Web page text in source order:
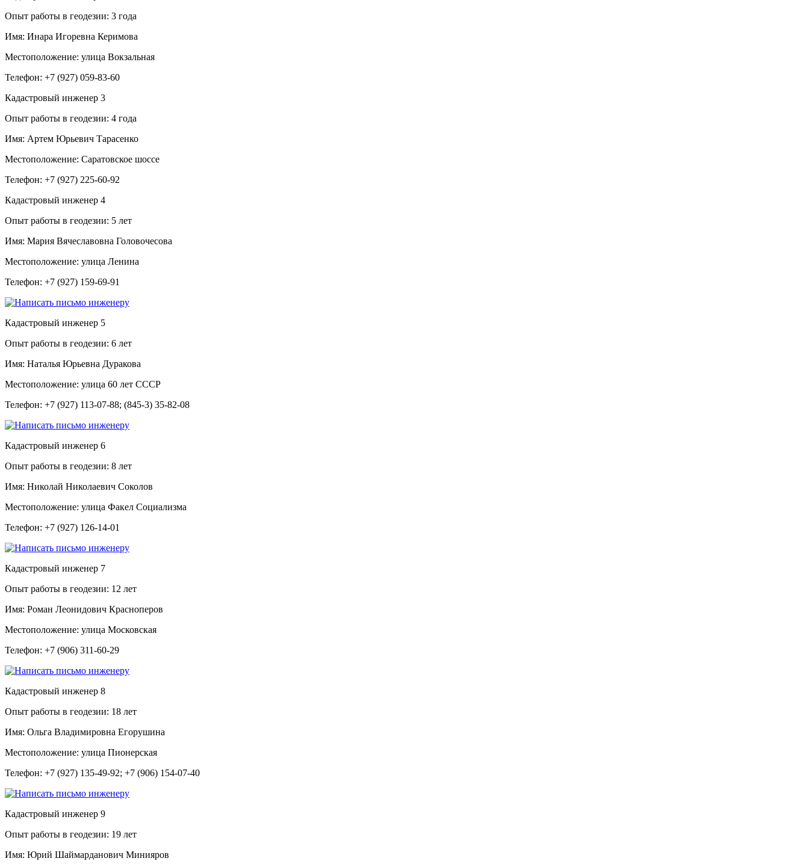
Опыт работы в геодезии: 3 года
Имя: Инара Игоревна Керимова
Местоположение: улица Вокзальная
Телефон: +7 (927) 059-83-60
Кадастровый инженер 3
Опыт работы в геодезии: 4 года
Имя: Артем Юрьевич Тарасенко
Местоположение: Саратовское шоссе
Телефон: +7 (927) 225-60-92
Кадастровый инженер 4
Опыт работы в геодезии: 5 лет
Имя: Мария Вячеславовна Головочесова
Местоположение: улица Ленина
Телефон: +7 (927) 159-69-91
Кадастровый инженер 5
Опыт работы в геодезии: 6 лет
Имя: Наталья Юрьевна Дуракова
Местоположение: улица 60 лет СССР
Телефон: +7 (927) 113-07-88; (845-3) 35-82-08
Кадастровый инженер 6
Опыт работы в геодезии: 8 лет
Имя: Николай Николаевич Соколов
Местоположение: улица Факел Социализма
Телефон: +7 (927) 126-14-01
Кадастровый инженер 7
Опыт работы в геодезии: 12 лет
Имя: Роман Леонидович Красноперов
Местоположение: улица Московская
Телефон: +7 (906) 311-60-29
Кадастровый инженер 8
Опыт работы в геодезии: 18 лет
Имя: Ольга Владимировна Егорушина
Местоположение: улица Пионерская
Телефон: +7 (927) 135-49-92; +7 (906) 154-07-40
Кадастровый инженер 9
Опыт работы в геодезии: 19 лет
Имя: Юрий Шаймарданович Минияров